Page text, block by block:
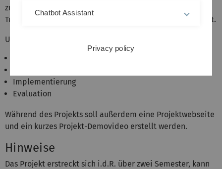
zugehörige Methoden. Desweiteren werden aktuelle
Technologien vorgestellt und praktisch erfahrbar gemacht.
User Centered Design umfasst die folgenden Schritte:
Implementierung
Evaluation
Während des Projekts soll außerdem eine Projektwebseite
und ein kurzes Projekt-Demovideo erstellt werden.
Hinweise
Das Projekt erstreckt sich i.d.R. über zwei Semester, kann
Chatbot Assistant
Privacy policy